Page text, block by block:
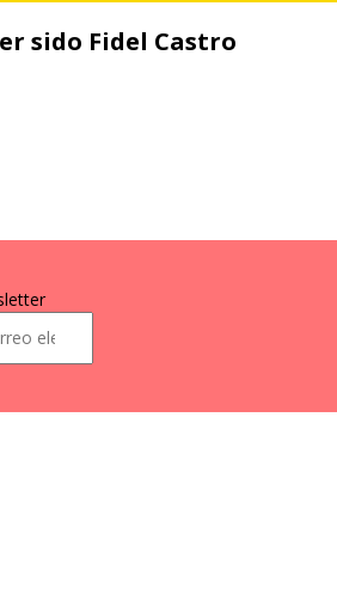
sido Fidel Castro